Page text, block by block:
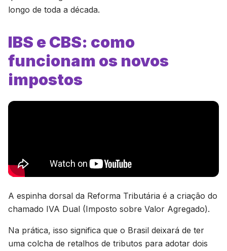
longo de toda a década.
IBS e CBS: como
funcionam os novos
impostos
A espinha dorsal da Reforma Tributária é a criação do
chamado IVA Dual (Imposto sobre Valor Agregado).
Na prática, isso significa que o Brasil deixará de ter
uma colcha de retalhos de tributos para adotar dois